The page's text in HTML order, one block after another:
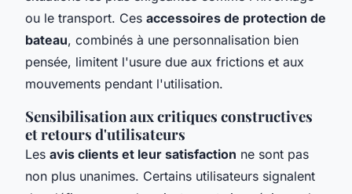
ou le transport. Ces accessoires de protection de
bateau, combinés à une personnalisation bien
pensée, limitent l'usure due aux frictions et aux
mouvements pendant l'utilisation.
Sensibilisation aux critiques constructives
et retours d'utilisateurs
Les avis clients et leur satisfaction ne sont pas
non plus unanimes. Certains utilisateurs signalent